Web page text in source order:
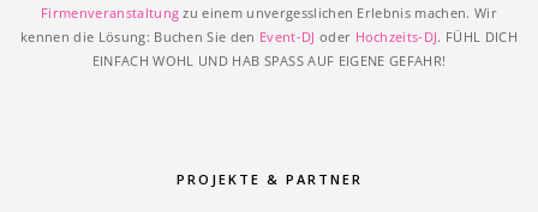
Firmenveranstaltung zu einem unvergesslichen Erlebnis machen. Wir
kennen die Lösung: Buchen Sie den Event-DJ oder Hochzeits-DJ. FÜHL DICH
EINFACH WOHL UND HAB SPASS AUF EIGENE GEFAHR!
PROJEKTE & PARTNER